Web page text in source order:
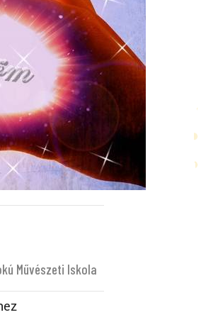
Művészeti Iskola